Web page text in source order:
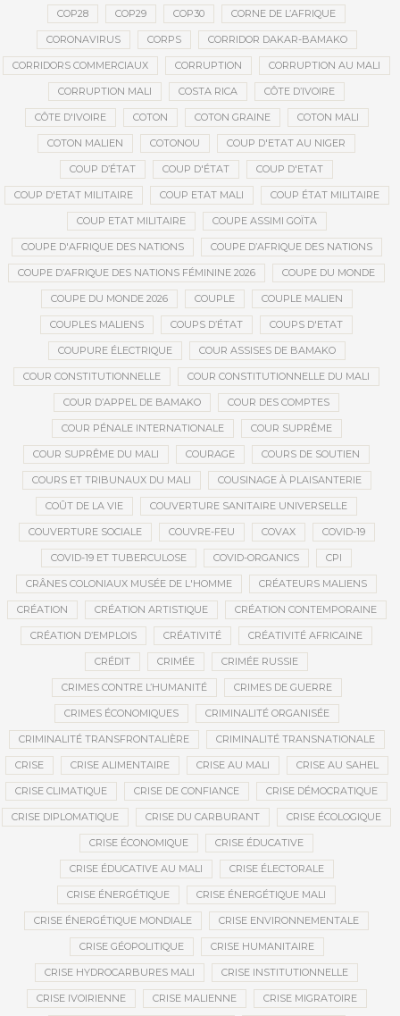
COP28 COP29 COP30 CORNE DE L’AFRIQUE
CORONAVIRUS CORPS CORRIDOR DAKAR-BAMAKO
CORRIDORS COMMERCIAUX CORRUPTION CORRUPTION AU MALI
CORRUPTION MALI COSTA RICA CÔTE D’IVOIRE
CÔTE D'IVOIRE COTON COTON GRAINE COTON MALI
COTON MALIEN COTONOU COUP D'ETAT AU NIGER
COUP D’ÉTAT COUP D'ÉTAT COUP D'ETAT
COUP D'ETAT MILITAIRE COUP ETAT MALI COUP ÉTAT MILITAIRE
COUP ETAT MILITAIRE COUPE ASSIMI GOÏTA
COUPE D'AFRIQUE DES NATIONS COUPE D’AFRIQUE DES NATIONS
COUPE D’AFRIQUE DES NATIONS FÉMININE 2026 COUPE DU MONDE
COUPE DU MONDE 2026 COUPLE COUPLE MALIEN
COUPLES MALIENS COUPS D’ÉTAT COUPS D'ETAT
COUPURE ÉLECTRIQUE COUR ASSISES DE BAMAKO
COUR CONSTITUTIONNELLE COUR CONSTITUTIONNELLE DU MALI
COUR D’APPEL DE BAMAKO COUR DES COMPTES
COUR PÉNALE INTERNATIONALE COUR SUPRÊME
COUR SUPRÊME DU MALI COURAGE COURS DE SOUTIEN
COURS ET TRIBUNAUX DU MALI COUSINAGE À PLAISANTERIE
COÛT DE LA VIE COUVERTURE SANITAIRE UNIVERSELLE
COUVERTURE SOCIALE COUVRE-FEU COVAX COVID-19
COVID-19 ET TUBERCULOSE COVID-ORGANICS CPI
CRÂNES COLONIAUX MUSÉE DE L'HOMME CRÉATEURS MALIENS
CRÉATION CRÉATION ARTISTIQUE CRÉATION CONTEMPORAINE
CRÉATION D’EMPLOIS CRÉATIVITÉ CRÉATIVITÉ AFRICAINE
CRÉDIT CRIMÉE CRIMÉE RUSSIE
CRIMES CONTRE L’HUMANITÉ CRIMES DE GUERRE
CRIMES ÉCONOMIQUES CRIMINALITÉ ORGANISÉE
CRIMINALITÉ TRANSFRONTALIÈRE CRIMINALITÉ TRANSNATIONALE
CRISE CRISE ALIMENTAIRE CRISE AU MALI CRISE AU SAHEL
CRISE CLIMATIQUE CRISE DE CONFIANCE CRISE DÉMOCRATIQUE
CRISE DIPLOMATIQUE CRISE DU CARBURANT CRISE ÉCOLOGIQUE
CRISE ÉCONOMIQUE CRISE ÉDUCATIVE
CRISE ÉDUCATIVE AU MALI CRISE ÉLECTORALE
CRISE ÉNERGÉTIQUE CRISE ÉNERGÉTIQUE MALI
CRISE ÉNERGÉTIQUE MONDIALE CRISE ENVIRONNEMENTALE
CRISE GÉOPOLITIQUE CRISE HUMANITAIRE
CRISE HYDROCARBURES MALI CRISE INSTITUTIONNELLE
CRISE IVOIRIENNE CRISE MALIENNE CRISE MIGRATOIRE